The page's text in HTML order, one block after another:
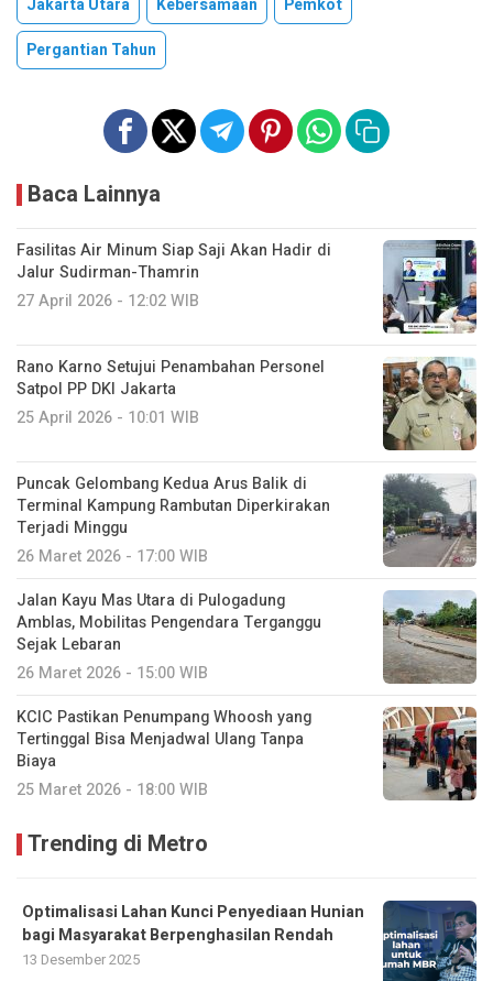
Jakarta Utara Kebersamaan
Pemkot
Pergantian Tahun
Baca Lainnya
Fasilitas Air Minum Siap Saji Akan Hadir di
Jalur Sudirman-Thamrin
27 April 2026 - 12:02 WIB
Rano Karno Setujui Penambahan Personel
Satpol PP DKI Jakarta
25 April 2026 - 10:01 WIB
Puncak Gelombang Kedua Arus Balik di
Terminal Kampung Rambutan Diperkirakan
Terjadi Minggu
26 Maret 2026 - 17:00 WIB
Jalan Kayu Mas Utara di Pulogadung
Amblas, Mobilitas Pengendara Terganggu
Sejak Lebaran
26 Maret 2026 - 15:00 WIB
KCIC Pastikan Penumpang Whoosh yang
Tertinggal Bisa Menjadwal Ulang Tanpa
Biaya
25 Maret 2026 - 18:00 WIB
Trending di Metro
Optimalisasi Lahan Kunci Penyediaan Hunian
bagi Masyarakat Berpenghasilan Rendah
13 Desember 2025